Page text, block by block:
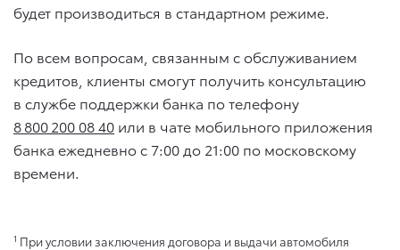
будет производиться в стандартном режиме.
По всем вопросам, связанным с обслуживанием
кредитов, клиенты смогут получить консультацию
в службе поддержки банка по телефону
8 800 200 08 40 или в чате мобильного приложения
банка ежедневно с 7:00 до 21:00 по московскому
времени.
1 При условии заключения договора и выдачи автомобиля